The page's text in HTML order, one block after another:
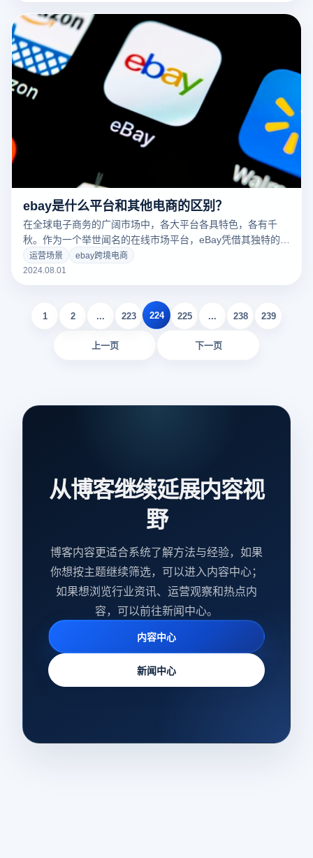
帮助您更好地理解eBay的市场定位和运营方式。
ebay是什么平台和其他电商的区别？
在全球电子商务的广阔市场中，各大平台各具特色，各有千
秋。作为一个举世闻名的在线市场平台，eBay凭借其独特的商
业模式和庞大的用户基础，吸引了大量用户。那么，eBay是什
么平台？它与其他电子商务平台有何不同？本文将详细介绍
您更好地理解eBay的独特之处。
运营场景
ebay跨境电商
2024.08.01
上一页
1 2 ... 223 224 225 ... 238 239
下一页
从博客继续延展内容视
野
博客内容更适合系统了解方法与经验，如果
你想按主题继续筛选，可以进入内容中心；
如果想浏览行业资讯、运营观察和热点内
容，可以前往新闻中心。
内容中心
新闻中心